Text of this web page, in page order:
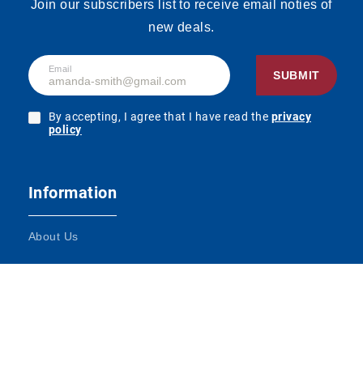
Join our subscribers list to receive email noties of
new deals.
Email
SUBMIT
By accepting, I agree that I have read the privacy
policy
Information
About Us